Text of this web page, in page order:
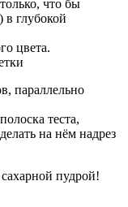
что бы
в глубокой
цвета.
параллельно
теста,
на нём надрез
пудрой!